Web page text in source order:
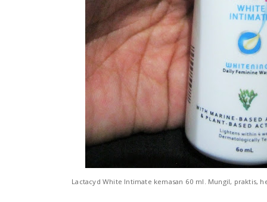
Lactacyd White Intimate kemasan 60 ml. Mungil, praktis,